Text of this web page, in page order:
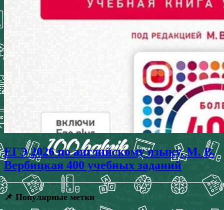
ЕГЭ 2026 по английскому языку. М. В.
Вербицкая 400 учебных заданий
📌 Популярные метки